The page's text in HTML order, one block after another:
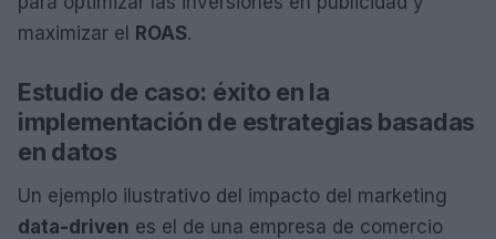
maximizar el ROAS.
Estudio de caso: éxito en la
implementación de estrategias basadas
en datos
Un ejemplo ilustrativo del impacto del marketing
data-driven es el de una empresa de comercio